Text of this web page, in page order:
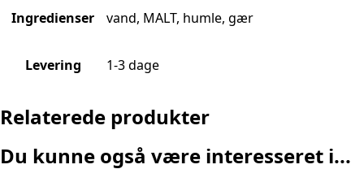
Ingredienser vand, MALT, humle, gær
Levering 1-3 dage
Relaterede produkter
Du kunne også være interesseret i...